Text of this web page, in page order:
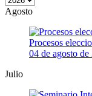
Agosto
Procesos
04 de agosto de
Julio